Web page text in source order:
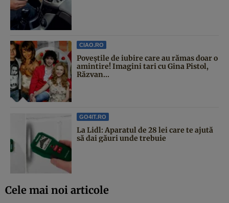
CIAO.RO
Poveştile de iubire care au rămas doar o
amintire! Imagini tari cu Gina Pistol,
Răzvan...
GO4IT.RO
La Lidl: Aparatul de 28 lei care te ajută
să dai găuri unde trebuie
Cele mai noi articole